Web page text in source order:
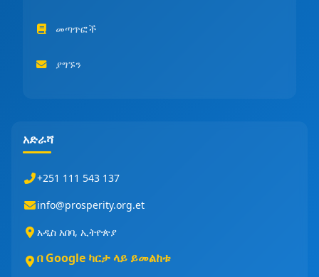
መጣጥፎች
ያግኙን
አድራሻ
+251 111 543 137
info@prosperity.org.et
አዲስ አበባ, ኢትዮጵያ
በ Google ካርታ ላይ ይመልከቱ